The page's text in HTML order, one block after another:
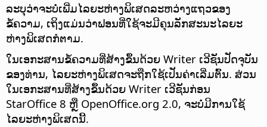
ລະບຸວ່າຈະບໍ່ເພີ່ມໄລຍະຫ່າງພິເສດລະຫວ່າງແຖວຂອງ
ຂໍ້ຄວາມ, ເຖິງແມ່ນວ່າຟອນທີ່ໃຊ້ຈະມີຄຸນລັກສະນະໄລຍະ
ຫ່າງພິເສດກໍຕາມ.
ໃນເອກະສານຂໍ້ຄວາມທີ່ສ້າງຂຶ້ນດ້ວຍ Writer ເວີຊັນປັດຈຸບັນ
ຂອງທ່ານ, ໄລຍະຫ່າງພິເສດຈະຖືກໃຊ້ເປັນຄ່າເລີ່ມຕົ້ນ. ສ່ວນ
ໃນເອກະສານທີ່ສ້າງຂຶ້ນດ້ວຍ Writer ເວີຊັນກ່ອນ
StarOffice 8 ຫຼື OpenOffice.org 2.0, ຈະບໍ່ມີການໃຊ້
ໄລຍະຫ່າງພິເສດນີ້.